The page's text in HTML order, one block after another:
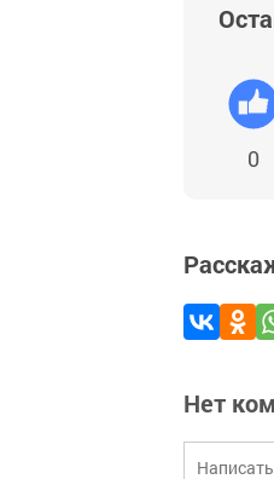
0
Нет